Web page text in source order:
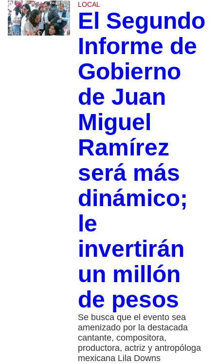
LOCAL
El Segundo
Informe de
Gobierno
de Juan
Miguel
Ramírez
será más
dinámico;
le
invertirán
un millón
de pesos
Se busca que el evento sea
amenizado por la destacada
cantante, compositora,
productora, actriz y antropóloga
mexicana Lila Downs